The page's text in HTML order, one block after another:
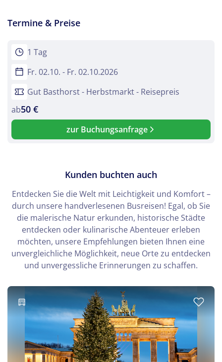
WhatsApp
Telegram
Link kopieren
Termine & Preise
1 Tag
Fr. 02.10. - Fr. 02.10.2026
Gut Basthorst - Herbstmarkt - Reisepreis
ab50 €
zur Buchungsanfrage
Kunden buchten auch
Entdecken Sie die Welt mit Leichtigkeit und Komfort –
durch unsere handverlesenen Busreisen! Egal, ob Sie
die malerische Natur erkunden, historische Städte
entdecken oder kulinarische Abenteuer erleben
möchten, unsere Empfehlungen bieten Ihnen eine
unvergleichliche Möglichkeit, neue Orte zu entdecken
und unvergessliche Erinnerungen zu schaffen.